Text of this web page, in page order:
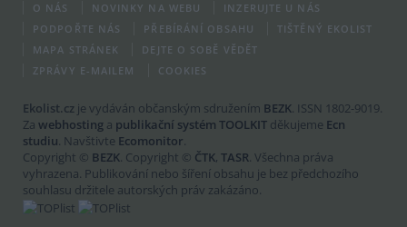
O NÁS NOVINKY NA WEBU
INZERUJTE U NÁS
PODPOŘTE NÁS
PŘEBÍRÁNÍ OBSAHU
TIŠTĚNÝ EKOLIST
MAPA STRÁNEK
DEJTE O SOBĚ VĚDĚT
ZPRÁVY E-MAILEM
COOKIES
Ekolist.cz je vydáván občanským sdružením BEZK. ISSN 1802-9019.
Za webhosting a publikační systém TOOLKIT děkujeme Ecn
studiu. Navštivte Ecomonitor.
Copyright © BEZK. Copyright © ČTK, TASR. Všechna práva
vyhrazena. Publikování nebo šíření obsahu je bez předchozího
souhlasu držitele autorských práv zakázáno.